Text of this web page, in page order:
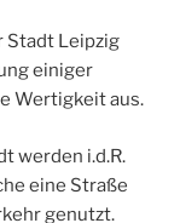
Stadt Leipzig
einiger
Wertigkeit aus.
werden i.d.R.
eine Straße
genutzt.